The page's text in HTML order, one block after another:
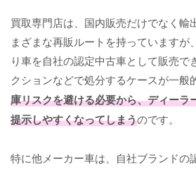
買取専門店は、国内販売だけでなく輸
まざまな再販ルートを持っていますが
り車を自社の認定中古車として販売で
クションなどで処分するケースが一般
庫リスクを避ける必要から、ディーラ
提示しやすくなってしまうのです。
特に他メーカー車は、自社ブランドの